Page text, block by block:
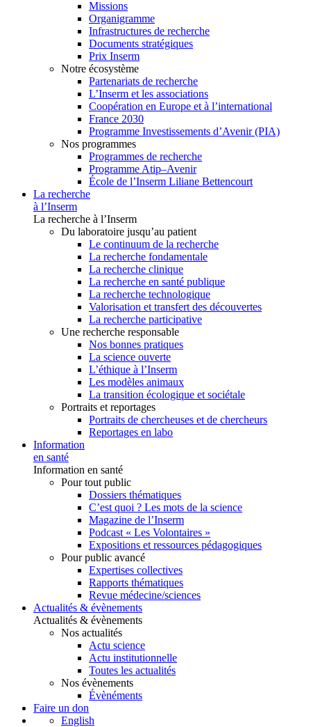
Missions
Organigramme
Infrastructures de recherche
Documents stratégiques
Prix Inserm
Notre écosystème
Partenariats de recherche
L’Inserm et les associations
Coopération en Europe et à l’international
France 2030
Programme Investissements d’Avenir (PIA)
Nos programmes
Programmes de recherche
Programme Atip–Avenir
École de l’Inserm Liliane Bettencourt
La recherche
à l’Inserm
La recherche à l’Inserm
Du laboratoire jusqu’au patient
Le continuum de la recherche
La recherche fondamentale
La recherche clinique
La recherche en santé publique
La recherche technologique
Valorisation et transfert des découvertes
La recherche participative
Une recherche responsable
Nos bonnes pratiques
La science ouverte
L’éthique à l’Inserm
Les modèles animaux
La transition écologique et sociétale
Portraits et reportages
Portraits de chercheuses et de chercheurs
Reportages en labo
Information
en santé
Information en santé
Pour tout public
Dossiers thématiques
C’est quoi ? Les mots de la science
Magazine de l’Inserm
Podcast « Les Volontaires »
Expositions et ressources pédagogiques
Pour public avancé
Expertises collectives
Rapports thématiques
Revue médecine/sciences
Actualités & évènements
Actualités & évènements
Nos actualités
Actu science
Actu institutionnelle
Toutes les actualités
Nos évènements
Évènéments
Faire un don
English